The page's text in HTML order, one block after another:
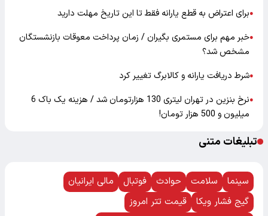
●برای اعتراض به قطع یارانه فقط تا این تاریخ مهلت دارید
●خبر مهم برای مستمری بگیران / زمان پرداخت معوقات بازنشستگان
مشخص شد؟
●شرط دریافت یارانه و کالابرگ تغییر کرد
●
نرخ بنزین در تهران لیتری 130 هزارتومان شد / هزینه یک باک 6
میلیون و 500 هزار تومان!
تبلیغات متنی
سینما سلامت حوادث فوتبال
مالی ایرانیان
گیج فشار ویکا
قیمت تتر امروز